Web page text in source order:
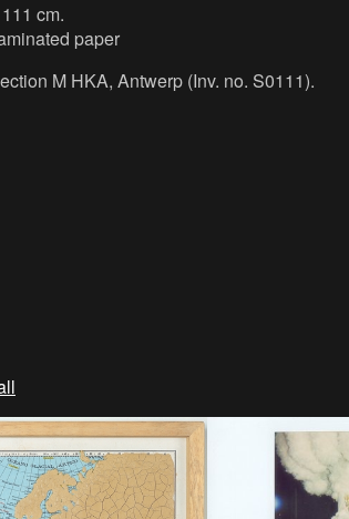
cm.
paper
M HKA, Antwerp (Inv. no. S0111).